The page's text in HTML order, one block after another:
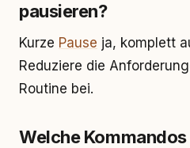
pausieren?
Kurze Pause ja, komplett
Reduziere die
Routine bei.
Welche Kommandos